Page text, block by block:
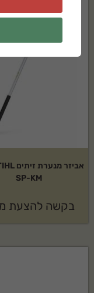
SP-KM
בקשה להצעת